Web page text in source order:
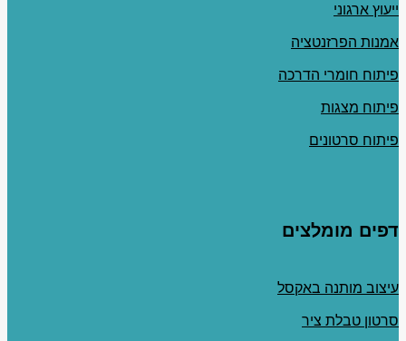
ייעוץ ארגוני
אמנות הפרזנטציה
פיתוח חומרי הדרכה
פיתוח מצגות
פיתוח סרטונים
דפים מומלצים
עיצוב מותנה באקסל
סרטון טבלת ציר